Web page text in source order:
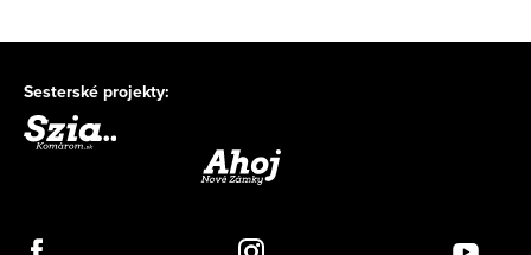
Sesterské projekty: